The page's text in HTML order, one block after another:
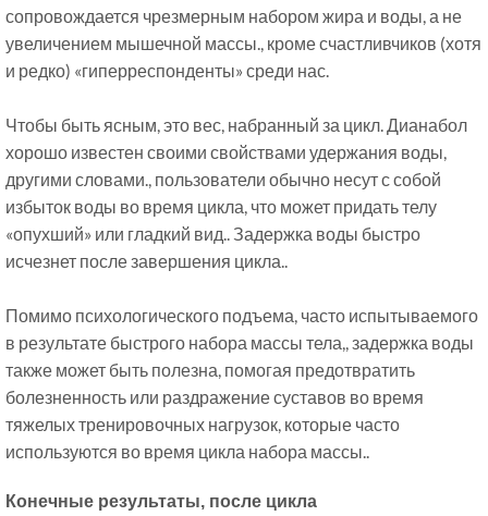
сопровождается чрезмерным набором жира и воды, а не
увеличением мышечной массы., кроме счастливчиков (хотя
и редко) «гиперреспонденты» среди нас.
Чтобы быть ясным, это вес, набранный за цикл. Дианабол
хорошо известен своими свойствами удержания воды,
другими словами., пользователи обычно несут с собой
избыток воды во время цикла, что может придать телу
«опухший» или гладкий вид.. Задержка воды быстро
исчезнет после завершения цикла..
Помимо психологического подъема, часто испытываемого
в результате быстрого набора массы тела,, задержка воды
также может быть полезна, помогая предотвратить
болезненность или раздражение суставов во время
тяжелых тренировочных нагрузок, которые часто
используются во время цикла набора массы..
Конечные результаты, после цикла